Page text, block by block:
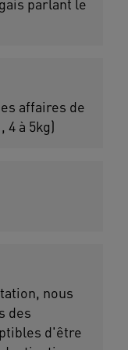
parlant le
affaires de
4 à 5kg)
nous
des
d'être